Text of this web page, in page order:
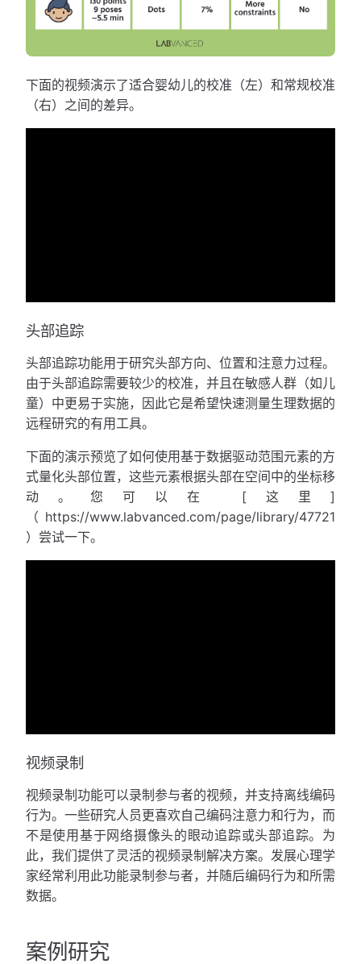
下面的视频演示了适合婴幼儿的校准（左）和常规校准
（右）之间的差异。
头部追踪
头部追踪功能用于研究头部方向、位置和注意力过程。
由于头部追踪需要较少的校准，并且在敏感人群（如儿
童）中更易于实施，因此它是希望快速测量生理数据的
远程研究的有用工具。
下面的演示预览了如何使用基于数据驱动范围元素的方
式量化头部位置，这些元素根据头部在空间中的坐标移
动。您可以在 [这里]
（https://www.labvanced.com/page/library/47721
）尝试一下。
视频录制
视频录制功能可以录制参与者的视频，并支持离线编码
行为。一些研究人员更喜欢自己编码注意力和行为，而
不是使用基于网络摄像头的眼动追踪或头部追踪。为
此，我们提供了灵活的视频录制解决方案。发展心理学
家经常利用此功能录制参与者，并随后编码行为和所需
数据。
案例研究